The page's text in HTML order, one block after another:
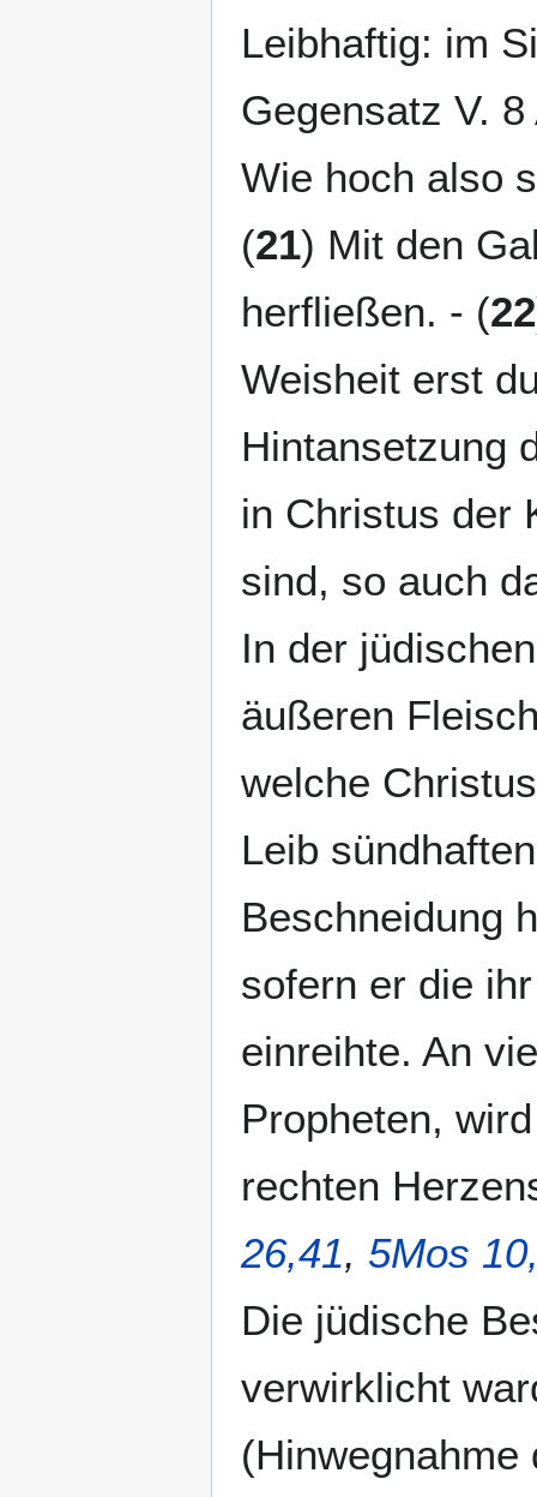
Leibhaftig: im
Gegensatz V.
Wie hoch also
(21) Mit den
herfließen. - (22
Weisheit erst
Hintansetzung
in Christus der
sind, so auch
In der
äußeren
welche
Leib
Beschneidung
sofern er die
einreihte. An
Propheten,
rechten
26,41, 5Mos
Die jüdische
verwirklicht